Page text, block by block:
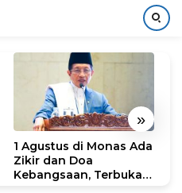
»
1 Agustus di Monas Ada
Zikir dan Doa
Kebangsaan, Terbuka